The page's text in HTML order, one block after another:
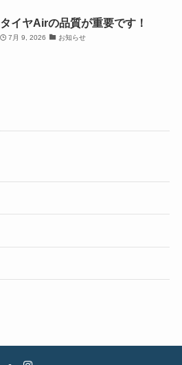
タイヤAirの品質が重要です！
7月 9, 2026 お知らせ